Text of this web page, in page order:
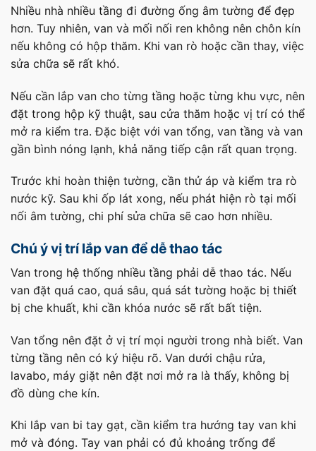
Nhiều nhà nhiều tầng đi đường ống âm tường để đẹp
hơn. Tuy nhiên, van và mối nối ren không nên chôn kín
nếu không có hộp thăm. Khi van rò hoặc cần thay, việc
sửa chữa sẽ rất khó.
Nếu cần lắp van cho từng tầng hoặc từng khu vực, nên
đặt trong hộp kỹ thuật, sau cửa thăm hoặc vị trí có thể
mở ra kiểm tra. Đặc biệt với van tổng, van tầng và van
gần bình nóng lạnh, khả năng tiếp cận rất quan trọng.
Trước khi hoàn thiện tường, cần thử áp và kiểm tra rò
nước kỹ. Sau khi ốp lát xong, nếu phát hiện rò tại mối
nối âm tường, chi phí sửa chữa sẽ cao hơn nhiều.
Chú ý vị trí lắp van để dễ thao tác
Van trong hệ thống nhiều tầng phải dễ thao tác. Nếu
van đặt quá cao, quá sâu, quá sát tường hoặc bị thiết
bị che khuất, khi cần khóa nước sẽ rất bất tiện.
Van tổng nên đặt ở vị trí mọi người trong nhà biết. Van
từng tầng nên có ký hiệu rõ. Van dưới chậu rửa,
lavabo, máy giặt nên đặt nơi mở ra là thấy, không bị
đồ dùng che kín.
Khi lắp van bi tay gạt, cần kiểm tra hướng tay van khi
mở và đóng. Tay van phải có đủ khoảng trống để